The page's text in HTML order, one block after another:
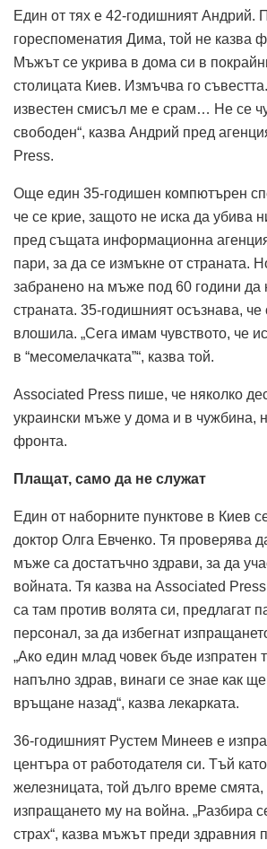
Един от тях е 42-годишният Андрий.
гореспоменатия Дима, той не казва
Мъжът се укрива в дома си в
столицата Киев. Измъчва го
известен смисъл ме е срам… Не се
свободен“, казва Андрий пред
Press.
Още един 35-годишен компютърен
че се крие, защото не иска да убива
пред същата информационна
пари, за да се измъкне от страната.
забранено на мъже под 60 години да
страната. 35-годишният осъзнава, че
влошила. „Сега имам чувството, че
в “месомелачката”“, казва той.
Associated Press пише, че няколко
украински мъже у дома и в чужбина,
фронта.
Плащат, само да не служат
Един от наборните пунктове в Киев
доктор Олга Евченко. Тя проверява
мъже са достатъчно здрави, за да
войната. Тя казва на Associated
са там против волята си, предлагат
персонал, за да избегнат
„Ако един млад човек бъде изпратен
напълно здрав, винаги се знае как
връщане назад“, казва лекарката.
36-годишният Рустем Минеев е
центъра от работодателя си. Тъй
железницата, той дълго време
изпращането му на война. „Разбира
страх“, казва мъжът преди здравния